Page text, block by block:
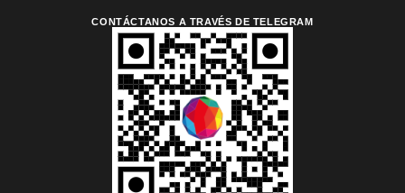
CONTÁCTANOS A TRAVÉS DE TELEGRAM